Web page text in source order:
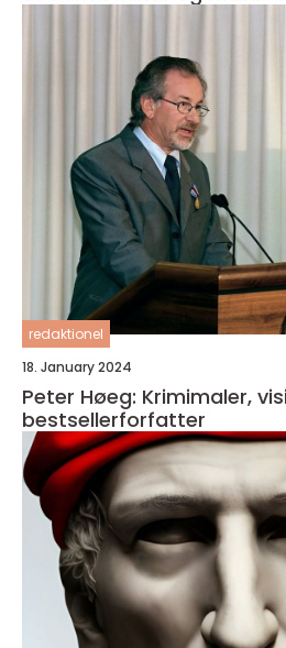
redaktionel
18. January 2024
Peter Høeg: Krimimaler,
bestsellerforfatter